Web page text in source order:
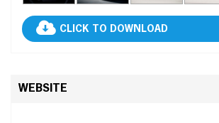
CLICK TO DOWNLOAD
WEBSITE